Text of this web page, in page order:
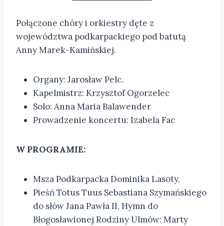
Połączone chóry i orkiestry dęte z
województwa podkarpackiego pod batutą
Anny Marek-Kamińskiej.
Organy: Jarosław Pelc.
Kapelmistrz: Krzysztof Ogorzelec
Solo: Anna Maria Balawender
Prowadzenie koncertu: Izabela Fac
W PROGRAMIE:
Msza Podkarpacka Dominika Lasoty,
Pieśń Totus Tuus Sebastiana Szymańskiego
do słów Jana Pawła II, Hymn do
Błogosławionej Rodziny Ulmów: Marty